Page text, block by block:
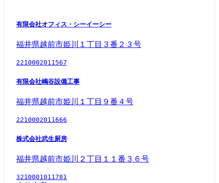
有限会社オフィス・シーイーシー
福井県越前市姫川１丁目３番２３号
2210002011567
有限会社嶋谷設備工事
福井県越前市姫川１丁目９番４号
2210002011666
株式会社武生厨房
福井県越前市姫川２丁目１１番３６号
3210001011781